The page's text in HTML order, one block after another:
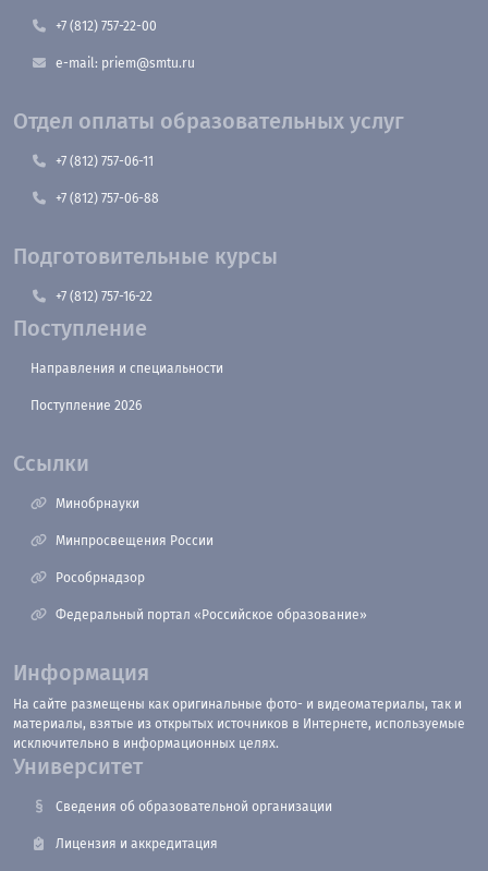
+7 (812) 757-22-00
e-mail: priem@smtu.ru
Отдел оплаты образовательных услуг
+7 (812) 757-06-11
+7 (812) 757-06-88
Подготовительные курсы
+7 (812) 757-16-22
Поступление
Направления и специальности
Поступление 2026
Ссылки
Минобрнауки
Минпросвещения России
Рособрнадзор
Федеральный портал «Российское образование»
Информация
На сайте размещены как оригинальные фото- и видеоматериалы, так и
материалы, взятые из открытых источников в Интернете, используемые
исключительно в информационных целях.
Университет
Сведения об образовательной организации
Лицензия и аккредитация